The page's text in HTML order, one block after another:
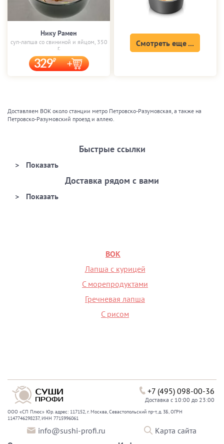
Нику Рамен
суп-лапша со свининой и яйцом, 350
г.
329
Смотреть еще ...
Доставляем ВОК около станции метро Петровско-Разумовская, а также на
Петровско-Разумовский проезд и аллею.
Быстрые ссылки
Доставка рядом с вами
ВОК
Лапша с курицей
С морепродуктами
Гречневая лапша
С рисом
+7 (495) 098-00-36
Доставка с 10:00 до 23:00
ООО «СП Плюс» Юр. адрес: 117152, г. Москва, Севастопольский пр-т, д. 3Б, ОГРН
1147746298237, ИНН 7715996061
info@sushi-profi.ru
Карта сайта